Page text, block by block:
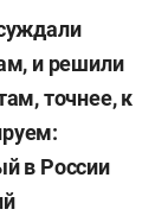
и решили
точнее, к
в России